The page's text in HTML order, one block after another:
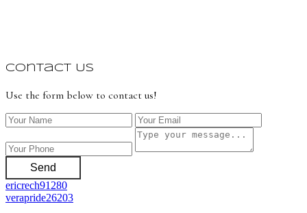
Contact Us
Use the form below to contact us!
Send
ericrech91280
verapride26203